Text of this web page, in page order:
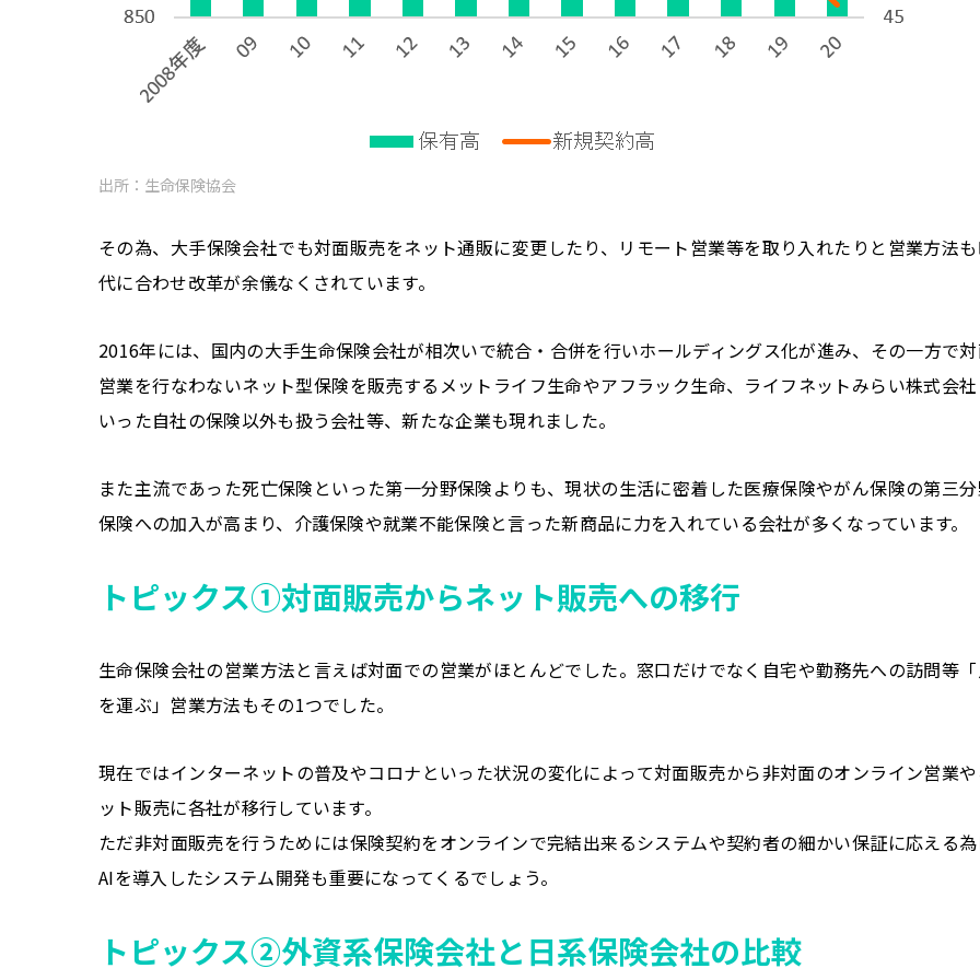
出所：生命保険協会
その為、大手保険会社でも対面販売をネット通販に変更したり、リモート営業等を取り入れたりと営業方法
代に合わせ改革が余儀なくされています。
2016年には、国内の大手生命保険会社が相次いで統合・合併を行いホールディングス化が進み、その一方で
営業を行なわないネット型保険を販売するメットライフ生命やアフラック生命、ライフネットみらい株式会社
いった自社の保険以外も扱う会社等、新たな企業も現れました。
また主流であった死亡保険といった第一分野保険よりも、現状の生活に密着した医療保険やがん保険の第三
保険への加入が高まり、介護保険や就業不能保険と言った新商品に力を入れている会社が多くなっています。
トピックス①対面販売からネット販売への移行
生命保険会社の営業方法と言えば対面での営業がほとんどでした。窓口だけでなく自宅や勤務先への訪問等
を運ぶ」営業方法もその1つでした。
現在ではインターネットの普及やコロナといった状況の変化によって対面販売から非対面のオンライン営業
ット販売に各社が移行しています。
ただ非対面販売を行うためには保険契約をオンラインで完結出来るシステムや契約者の細かい保証に応える
AIを導入したシステム開発も重要になってくるでしょう。
トピックス②外資系保険会社と日系保険会社の比較